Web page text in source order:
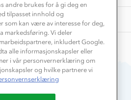
enkelt med
andre brukes for å gi deg en
tilpasset innhold og
som kan være av interesse for deg,
markedsføring. Vi deler
inkludert Google.
alle informasjonskapsler eller
i vår personvernerklæring om
og hvilke partnere vi